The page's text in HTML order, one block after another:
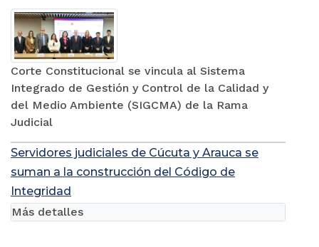
Corte Constitucional se vincula al Sistema
Integrado de Gestión y Control de la Calidad y
del Medio Ambiente (SIGCMA) de la Rama
Judicial
Servidores judiciales de Cúcuta y Arauca se
suman a la construcción del Código de
Integridad
Más detalles